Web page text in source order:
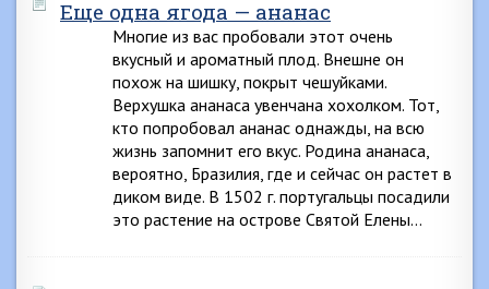
Еще одна ягода — ананас
Многие из вас пробовали этот очень
вкусный и ароматный плод. Внешне он
похож на шишку, покрыт чешуйками.
Верхушка ананаса увенчана хохолком. Тот,
кто попробовал ананас однажды, на всю
жизнь запомнит его вкус. Родина ананаса,
вероятно, Бразилия, где и сейчас он растет в
диком виде. В 1502 г. португальцы посадили
это растение на острове Святой Елены…